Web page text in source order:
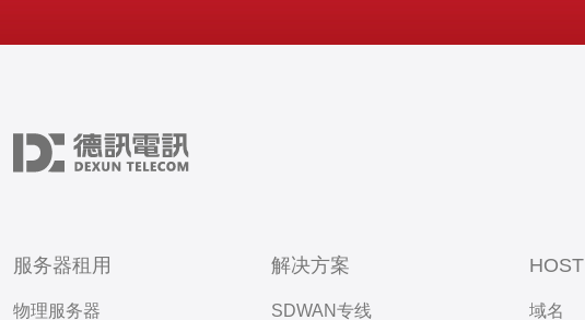
服务器租用
物理服务器
解决方案
SDWAN专线
HOST
域名